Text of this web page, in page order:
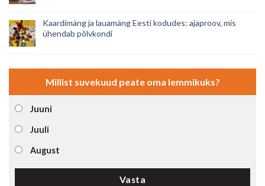
Kaardimäng ja lauamäng Eesti kodudes: ajaproov, mis
ühendab põlvkondi
Millist suvekuud peate oma lemmikuks?
Juuni
Juuli
August